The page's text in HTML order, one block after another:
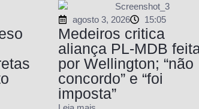
agosto 3, 2026 15:05
Medeiros critica
aliança PL-MDB
por Wellington; “não
concordo” e “foi
imposta”